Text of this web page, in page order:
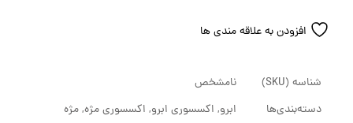
افزودن به علاقه مندی ها
شناسه (SKU)
نامشخص
دسته‌بندی‌ها
ابرو, اکسسوری ابرو, اکسسوری مژه,مژه